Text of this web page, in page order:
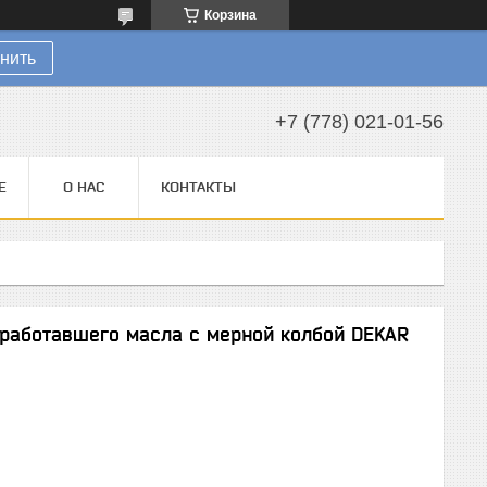
Корзина
+7 (778) 021-01-56
О НАС КОНТАКТЫ
масла с мерной колбой DEKAR